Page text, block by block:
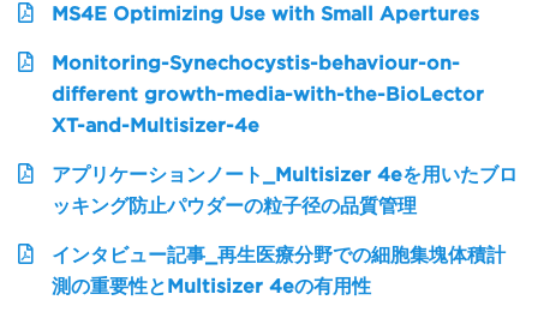
MS4E Optimizing Use with Small Apertures
Monitoring-Synechocystis-behaviour-on-
different growth-media-with-the-BioLector
XT-and-Multisizer-4e
アプリケーションノート_Multisizer 4eを用いたブロ
ッキング防止パウダーの粒子径の品質管理
インタビュー記事_再生医療分野での細胞集塊体積計
測の重要性とMultisizer 4eの有用性